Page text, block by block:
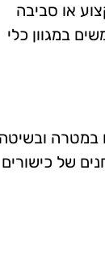
או סביבה
במגוון כלי
במטרה
של כישורים